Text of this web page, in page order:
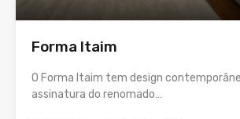
Forma Itaim
O Forma Itaim tem design
assinatura do renomado…